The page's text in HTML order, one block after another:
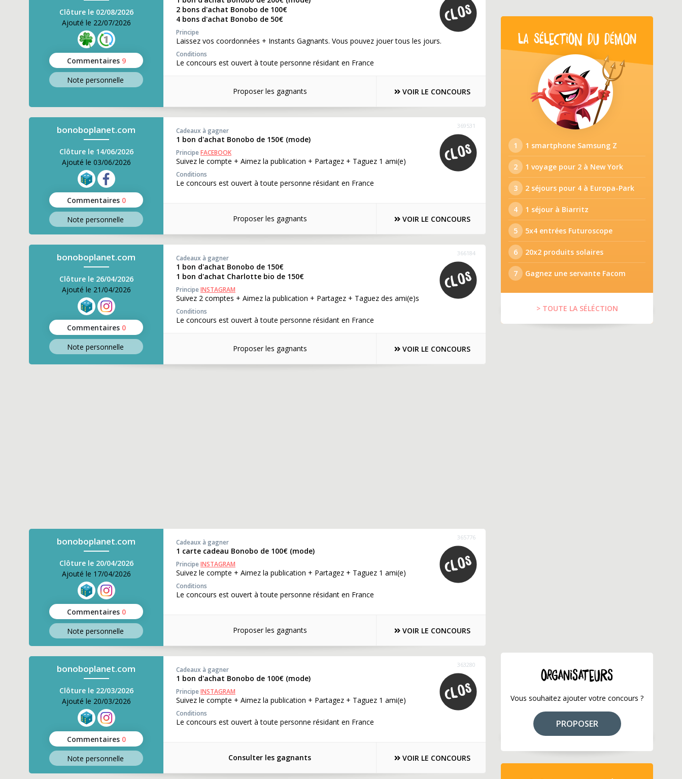
Clôture le 02/08/2026
Ajouté le 22/07/2026
Commentaires 9
Note personnelle
2 bons d'achat Bonobo de 100€
4 bons d'achat Bonobo de 50€
Principe
Laissez vos coordonnées + Instants Gagnants. Vous pouvez jouer tous les jours.
Conditions
Le concours est ouvert à toute personne résidant en France
Proposer les gagnants VOIR LE CONCOURS
bonoboplanet.com
Clôture le 14/06/2026
Ajouté le 03/06/2026
Commentaires 0
Note personnelle
369531
Cadeaux à gagner
1 bon d'achat Bonobo de 150€ (mode)
PrincipeFACEBOOK
Suivez le compte + Aimez la publication + Partagez + Taguez 1 ami(e)
Conditions
Le concours est ouvert à toute personne résidant en France
Proposer les gagnants VOIR LE CONCOURS
bonoboplanet.com
Clôture le 26/04/2026
Ajouté le 21/04/2026
Commentaires 0
Note personnelle
366184
Cadeaux à gagner
1 bon d'achat Bonobo de 150€
1 bon d'achat Charlotte bio de 150€
PrincipeINSTAGRAM
Suivez 2 comptes + Aimez la publication + Partagez + Taguez des ami(e)s
Conditions
Le concours est ouvert à toute personne résidant en France
Proposer les gagnants VOIR LE CONCOURS
bonoboplanet.com
Clôture le 20/04/2026
Ajouté le 17/04/2026
Commentaires 0
Note personnelle
365776
Cadeaux à gagner
1 carte cadeau Bonobo de 100€ (mode)
PrincipeINSTAGRAM
Suivez le compte + Aimez la publication + Partagez + Taguez 1 ami(e)
Conditions
Le concours est ouvert à toute personne résidant en France
Proposer les gagnants VOIR LE CONCOURS
bonoboplanet.com
Clôture le 22/03/2026
Ajouté le 20/03/2026
Commentaires 0
Note personnelle
363280
Cadeaux à gagner
1 bon d'achat Bonobo de 100€ (mode)
PrincipeINSTAGRAM
Suivez le compte + Aimez la publication + Partagez + Taguez 1 ami(e)
Conditions
Le concours est ouvert à toute personne résidant en France
Consulter les gagnants VOIR LE CONCOURS
LA SÉLECTION DU DÉMON
1 1 smartphone Samsung Z
2 1 voyage pour 2 à New York
3 2 séjours pour 4 à Europa-Park
4 1 séjour à Biarritz
5 5x4 entrées Futuroscope
6 20x2 produits solaires
7 Gagnez une servante Facom
> TOUTE LA SÉLÉCTION
ORGANISATEURS
Vous souhaitez ajouter votre concours ?
PROPOSER